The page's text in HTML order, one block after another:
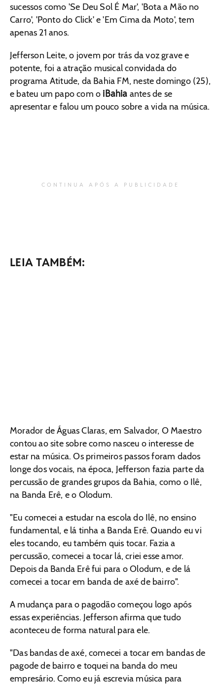
sucessos como 'Se Deu Sol É Mar', 'Bota a Mão no
Carro', 'Ponto do Click' e 'Em Cima da Moto', tem
apenas 21 anos.
Jefferson Leite, o jovem por trás da voz grave e
potente, foi a atração musical convidada do
programa Atitude, da Bahia FM, neste domingo (25),
e bateu um papo com o iBahia antes de se
apresentar e falou um pouco sobre a vida na música.
CONTINUA APÓS A PUBLICIDADE
LEIA TAMBÉM:
Morador de Águas Claras, em Salvador, O Maestro
contou ao site sobre como nasceu o interesse de
estar na música. Os primeiros passos foram dados
longe dos vocais, na época, Jefferson fazia parte da
percussão de grandes grupos da Bahia, como o Ilê,
na Banda Erê, e o Olodum.
"Eu comecei a estudar na escola do Ilê, no ensino
fundamental, e lá tinha a Banda Erê. Quando eu vi
eles tocando, eu também quis tocar. Fazia a
percussão, comecei a tocar lá, criei esse amor.
Depois da Banda Erê fui para o Olodum, e de lá
comecei a tocar em banda de axé de bairro".
A mudança para o pagodão começou logo após
essas experiências. Jefferson afirma que tudo
aconteceu de forma natural para ele.
"Das bandas de axé, comecei a tocar em bandas de
pagode de bairro e toquei na banda do meu
empresário. Como eu já escrevia música para